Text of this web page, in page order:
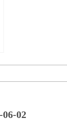
06-02